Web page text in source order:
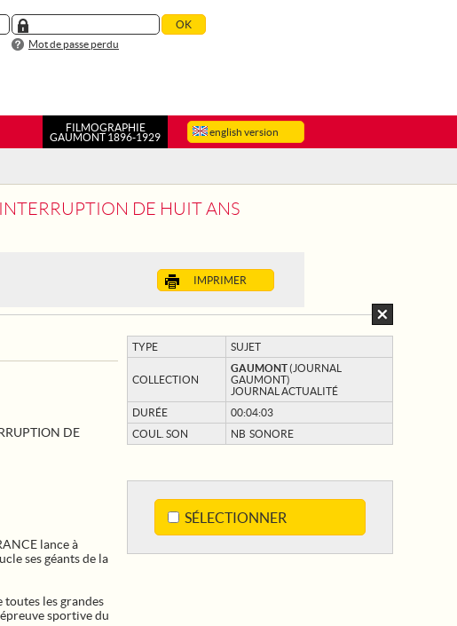
Mot de passe perdu
english version
FILMOGRAPHIE
GAUMONT 1896-1929
DE HUIT ANS
IMPRIMER
TYPE SUJET
COLLECTION
GAUMONT(JOURNAL
GAUMONT)
JOURNAL ACTUALITÉ
DURÉE
00:04:03
COUL. SON
NB SONORE
SÉLECTIONNER
DE
lance à
ses géants de la
toutes les grandes
sportive du